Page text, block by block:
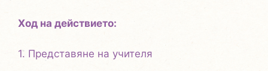
Ход на действието:
1. Представяне на учителя